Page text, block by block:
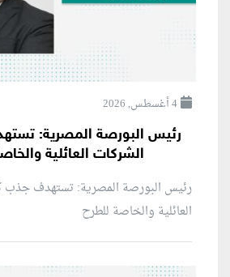
4 أغسطس, 2026
رئيس البورصة المصرية:
الشركات العائلية
رئيس البورصة المصرية: تستهدف جذب
العائلية والخاصة للطرح